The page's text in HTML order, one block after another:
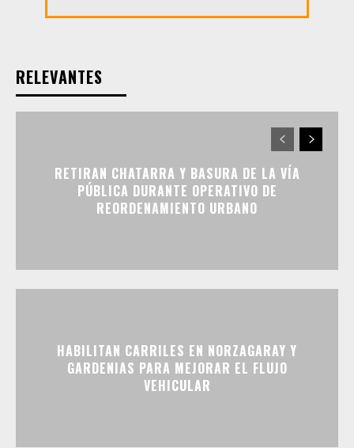
RELEVANTES
RETIRAN CHATARRA Y BASURA DE LA VÍA
PÚBLICA DURANTE OPERATIVO DE
REORDENAMIENTO URBANO
HABILITAN CARRILES EN NORZAGARAY Y
GARDENIAS PARA MEJORAR EL FLUJO
VEHICULAR